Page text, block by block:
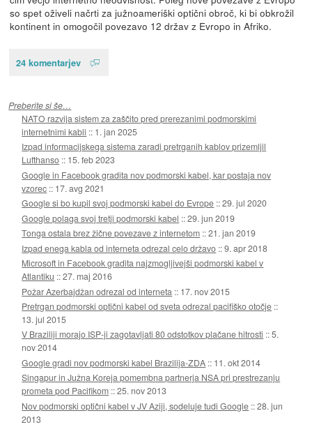
so spet oživeli načrti za južnoameriški optični obroč, ki bi obkrožil
kontinent in omogočil povezavo 12 držav z Evropo in Afriko.
24 komentarjev
Preberite si še…
NATO razvija sistem za zaščito pred prerezanimi podmorskimi
internetnimi kabli :: 1. jan 2025
Izpad informacijskega sistema zaradi pretrganih kablov prizemljil
Lufthanso :: 15. feb 2023
Google in Facebook gradita nov podmorski kabel, kar postaja nov
vzorec :: 17. avg 2021
Google si bo kupil svoj podmorski kabel do Evrope ::29. jul 2020
Google polaga svoj tretji podmorski kabel ::29. jun 2019
Tonga ostala brez žične povezave z internetom ::21. jan 2019
Izpad enega kabla od interneta odrezal celo državo ::9. apr 2018
Microsoft in Facebook gradita najzmogljivejši podmorski kabel v
Atlantiku ::27. maj 2016
Požar Azerbajdžan odrezal od interneta :: 17. nov 2015
Pretrgan podmorski optični kabel od sveta odrezal pacifiško otočje ::
13. jul 2015
V Braziliji morajo ISP-ji zagotavljati 80 odstotkov plačane hitrosti ::5.
nov 2014
Google gradi nov podmorski kabel Brazilija-ZDA :: 11. okt 2014
Singapur in Južna Koreja pomembna partnerja NSA pri prestrezanju
prometa pod Pacifikom ::25. nov 2013
Nov podmorski optični kabel v JV Aziji, sodeluje tudi Google ::28. jun
2013